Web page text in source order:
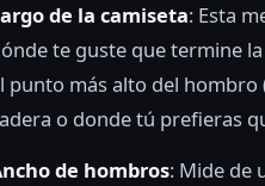
de la camiseta: Esta
te guste que termine
punto más alto del hombro
o donde tú prefieras
de hombros: Mide de